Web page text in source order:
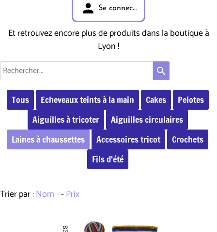
person Se connecter
Et retrouvez encore plus de produits dans la boutique à
Lyon !
search
Tous Echeveaux teints à la main Cakes
Pelotes
Aiguilles à tricoter
Aiguilles circulaires
Laines à chaussettes
Accessoires tricot
Crochets
Fils d'été
Trier par :Nom -Prix